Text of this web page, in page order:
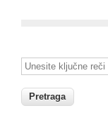
Unesite ključne reči